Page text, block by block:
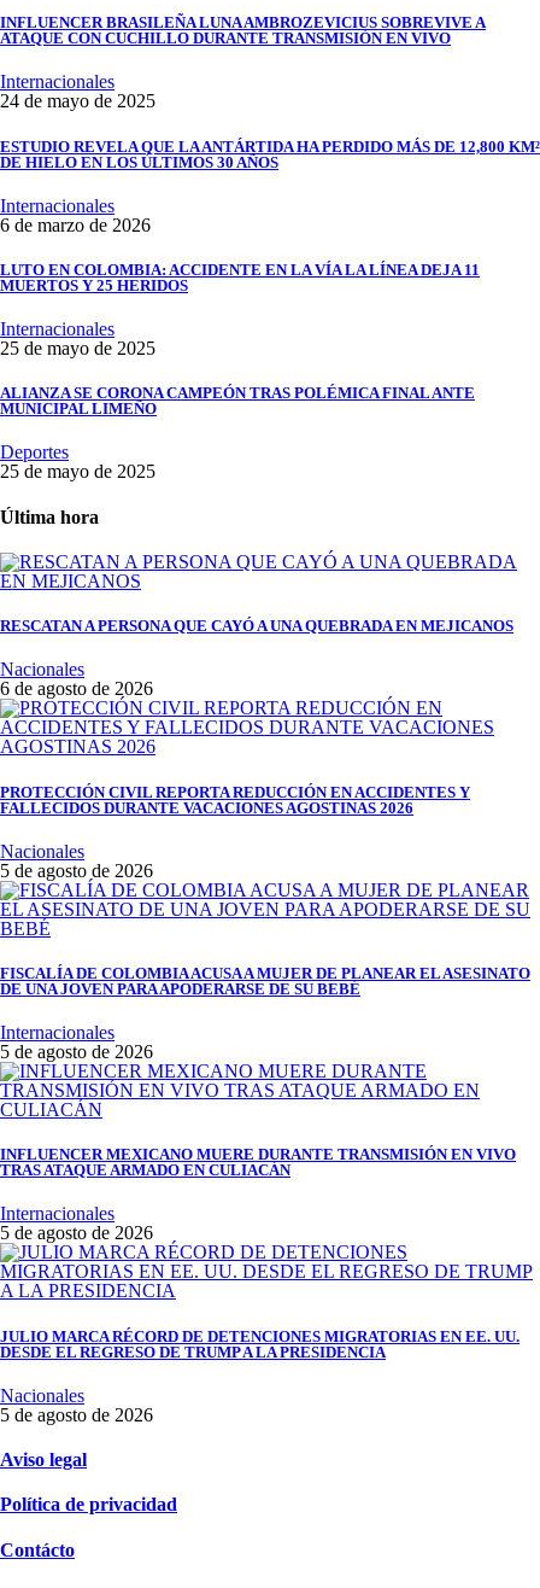
INFLUENCER BRASILEÑA LUNA AMBROZEVICIUS SOBREVIVE A
ATAQUE CON CUCHILLO DURANTE TRANSMISIÓN EN VIVO
Internacionales
24 de mayo de 2025
ESTUDIO REVELA QUE LA ANTÁRTIDA HA PERDIDO MÁS DE 12,800 KM²
DE HIELO EN LOS ÚLTIMOS 30 AÑOS
Internacionales
6 de marzo de 2026
LUTO EN COLOMBIA: ACCIDENTE EN LA VÍA LA LÍNEA DEJA 11
MUERTOS Y 25 HERIDOS
Internacionales
25 de mayo de 2025
ALIANZA SE CORONA CAMPEÓN TRAS POLÉMICA FINAL ANTE
MUNICIPAL LIMEÑO
Deportes
25 de mayo de 2025
Última hora
RESCATAN A PERSONA QUE CAYÓ A UNA QUEBRADA EN MEJICANOS
Nacionales
6 de agosto de 2026
PROTECCIÓN CIVIL REPORTA REDUCCIÓN EN ACCIDENTES Y
FALLECIDOS DURANTE VACACIONES AGOSTINAS 2026
Nacionales
5 de agosto de 2026
FISCALÍA DE COLOMBIA ACUSA A MUJER DE PLANEAR EL ASESINATO
DE UNA JOVEN PARA APODERARSE DE SU BEBÉ
Internacionales
5 de agosto de 2026
INFLUENCER MEXICANO MUERE DURANTE TRANSMISIÓN EN VIVO
TRAS ATAQUE ARMADO EN CULIACÁN
Internacionales
5 de agosto de 2026
JULIO MARCA RÉCORD DE DETENCIONES MIGRATORIAS EN EE. UU.
DESDE EL REGRESO DE TRUMP A LA PRESIDENCIA
Nacionales
5 de agosto de 2026
Aviso legal
Política de privacidad
Contácto